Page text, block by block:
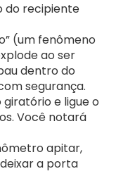
do recipiente
(um fenômeno
ao ser
dentro do
segurança.
e ligue o
Você notará
apitar,
a porta